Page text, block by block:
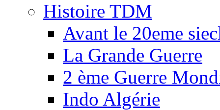
Histoire TDM
Avant le 20eme
La Grande Guerre
2 ème Guerre
Indo Algérie